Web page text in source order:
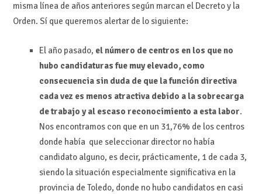
misma línea de años anteriores según marcan el Decreto y la
Orden. Sí que queremos alertar de lo siguiente:
El año pasado, el número de centros en los que no
hubo candidaturas fue muy elevado, como
consecuencia sin duda de que la función directiva
cada vez es menos atractiva debido a la sobrecarga
de trabajo y al escaso reconocimiento a esta labor.
Nos encontramos con que en un 31,76% de los centros
donde había que seleccionar director no había
candidato alguno, es decir, prácticamente, 1 de cada 3,
siendo la situación especialmente significativa en la
provincia de Toledo, donde no hubo candidatos en casi